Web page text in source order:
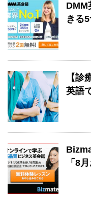
DMM
きる
【診
英語
「8